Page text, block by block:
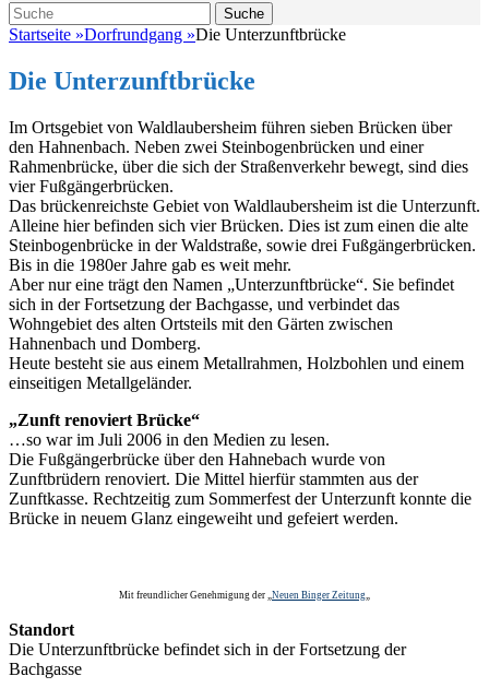
Suche
Suche
nach:
Startseite »Dorfrundgang »Die Unterzunftbrücke
Die Unterzunftbrücke
Im Ortsgebiet von Waldlaubersheim führen sieben Brücken über
den Hahnenbach. Neben zwei Steinbogenbrücken und einer
Rahmenbrücke, über die sich der Straßenverkehr bewegt, sind dies
vier Fußgängerbrücken.
Das brückenreichste Gebiet von Waldlaubersheim ist die Unterzunft.
Alleine hier befinden sich vier Brücken. Dies ist zum einen die alte
Steinbogenbrücke in der Waldstraße, sowie drei Fußgängerbrücken.
Bis in die 1980er Jahre gab es weit mehr.
Aber nur eine trägt den Namen „Unterzunftbrücke“. Sie befindet
sich in der Fortsetzung der Bachgasse, und verbindet das
Wohngebiet des alten Ortsteils mit den Gärten zwischen
Hahnenbach und Domberg.
Heute besteht sie aus einem Metallrahmen, Holzbohlen und einem
einseitigen Metallgeländer.
„Zunft renoviert Brücke“
…so war im Juli 2006 in den Medien zu lesen.
Die Fußgängerbrücke über den Hahnebach wurde von
Zunftbrüdern renoviert. Die Mittel hierfür stammten aus der
Zunftkasse. Rechtzeitig zum Sommerfest der Unterzunft konnte die
Brücke in neuem Glanz eingeweiht und gefeiert werden.
Mit freundlicher Genehmigung der „Neuen Binger Zeitung„
Standort
Die Unterzunftbrücke befindet sich in der Fortsetzung der
Bachgasse